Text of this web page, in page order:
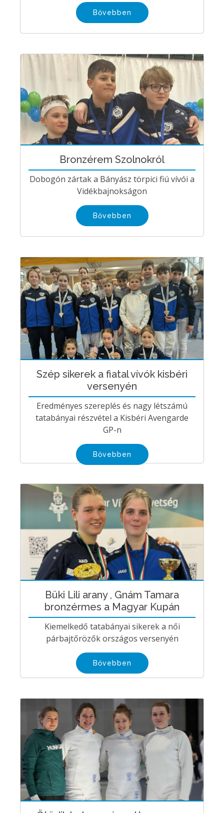
Bővebben
Bronzérem Szolnokról
Dobogón zártak a Bányász törpici fiú vívói a
Vidékbajnokságon
Bővebben
Szép sikerek a fiatal vívók kisbéri
versenyén
Eredményes szereplés és nagy létszámú
tatabányai részvétel a Kisbéri Avengarde
GP-n
Bővebben
Büki Lili arany , Gnám Tamara
bronzérmes a Magyar Kupán
Kiemelkedő tatabányai sikerek a női
párbajtőrözők országos versenyén
Bővebben